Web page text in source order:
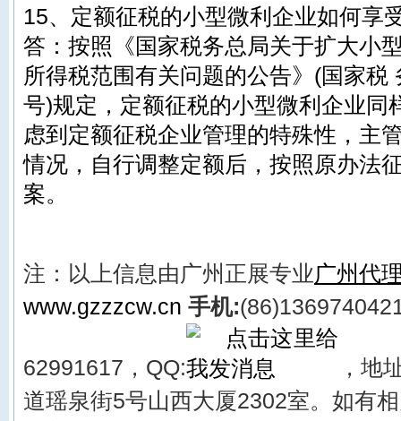
15、定额征税的小型微利企业如何享
答：按照《国家税务总局关于扩大小
所得税范围有关问题的公告》(国家税
号)规定，定额征税的小型微利企业同
虑到定额征税企业管理的特殊性，主
情况，自行调整定额后，按照原办法
案。
注：以上信息由广州正展专业广州代
www.gzzzcw.cn 手机:
62991617，QQ: ， 地
道瑶泉街5号山西大厦2302室。 如有